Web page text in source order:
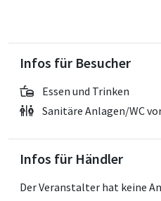
Infos für Besucher
Essen und Trinken
Sanitäre Anlagen/WC
Infos für Händler
Der Veranstalter hat keine